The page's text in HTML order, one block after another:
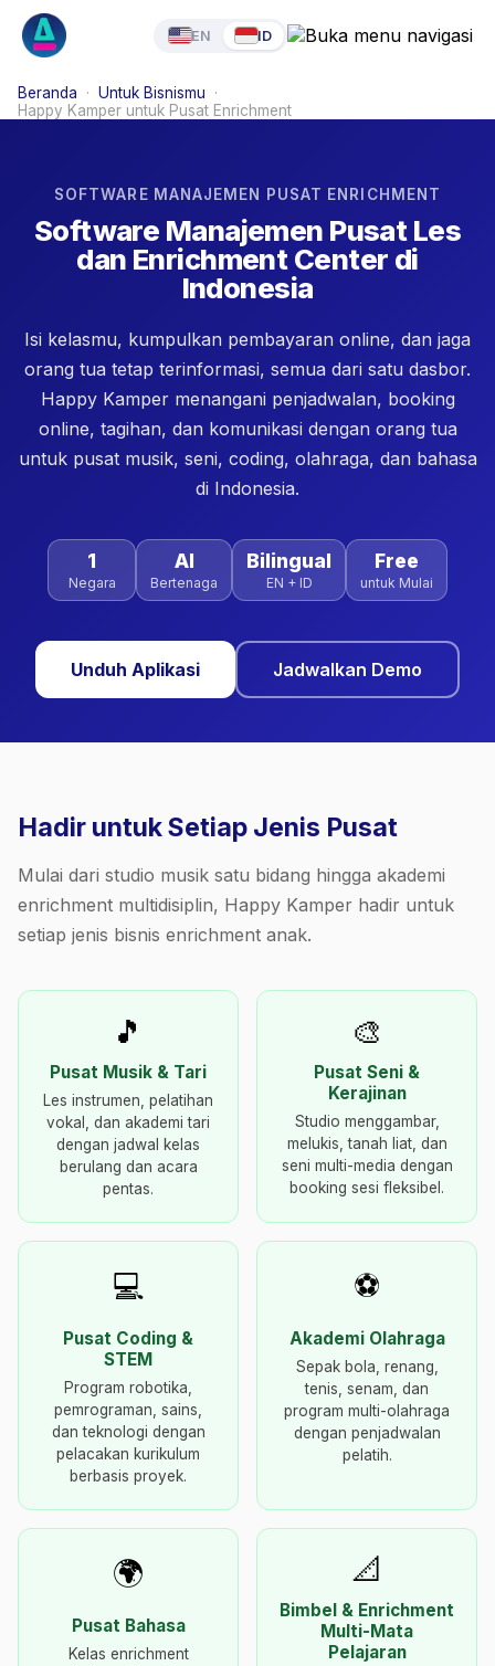
EN ID
Beranda · Untuk Bisnismu
·
Happy Kamper untuk Pusat Enrichment
SOFTWARE MANAJEMEN PUSAT ENRICHMENT
Software Manajemen Pusat Les
dan Enrichment Center di
Indonesia
Isi kelasmu, kumpulkan pembayaran online, dan jaga
orang tua tetap terinformasi, semua dari satu dasbor.
Happy Kamper menangani penjadwalan, booking
online, tagihan, dan komunikasi dengan orang tua
untuk pusat musik, seni, coding, olahraga, dan bahasa
di Indonesia.
1
Negara
AI
Bertenaga
Bilingual
EN + ID
Free
untuk Mulai
Unduh Aplikasi Jadwalkan Demo
Hadir untuk Setiap Jenis Pusat
Mulai dari studio musik satu bidang hingga akademi
enrichment multidisiplin, Happy Kamper hadir untuk
setiap jenis bisnis enrichment anak.
🎵
Pusat Musik & Tari
Les instrumen, pelatihan
vokal, dan akademi tari
dengan jadwal kelas
berulang dan acara
pentas.
🎨
Pusat Seni &
Kerajinan
Studio menggambar,
melukis, tanah liat, dan
seni multi-media dengan
booking sesi fleksibel.
💻
Pusat Coding &
STEM
Program robotika,
pemrograman, sains,
dan teknologi dengan
pelacakan kurikulum
berbasis proyek.
⚽
Akademi Olahraga
Sepak bola, renang,
tenis, senam, dan
program multi-olahraga
dengan penjadwalan
pelatih.
🌍
Pusat Bahasa
Kelas enrichment
📐
Bimbel & Enrichment
Multi-Mata
Pelajaran